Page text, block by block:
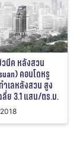
วนีค หลังสวน
คอนโดหรู
ำเลหลังสวน สูง
ลี่ย 3.1 แสน/ตร.ม.